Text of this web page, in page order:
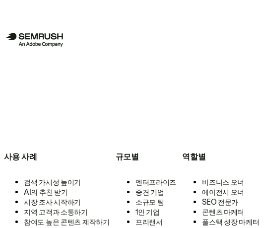
사용 사례
검색 가시성 높이기
AI의 추천 받기
시장 조사 시작하기
지역 고객과 소통하기
참여도 높은 콘텐츠 제작하기
규모별
엔터프라이즈
중견 기업
소규모 팀
1인 기업
프리랜서
역할별
비즈니스 오너
에이전시 오너
SEO 전문가
콘텐츠 마케터
풀스택 성장 마케터